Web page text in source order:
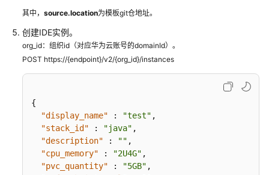
例
4：
停
其中， source.location为模板git仓地址。
创建IDE实例。
org_id：组织id（对应华为云账号的domainId）。
POST https://{endpoint}/v2/{org_id}/instances
{
"display_name"
: "test" ,
"stack_id"
: "java" ,
"description"
: "" ,
"cpu_memory"
: "2U4G" ,
"pvc_quantity"
: "5GB" ,